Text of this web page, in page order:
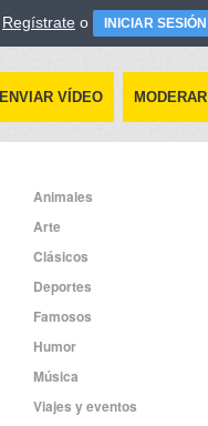
Regístrate o INICIAR SESIÓN
ENVIAR VÍDEO MODERAR
Animales
Arte
Clásicos
Deportes
Famosos
Humor
Música
Viajes y eventos